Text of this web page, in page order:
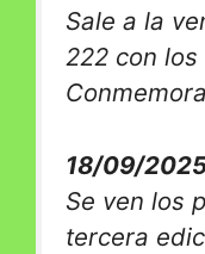
Sale a la
222 con
18/09/
Se ven los
tercera